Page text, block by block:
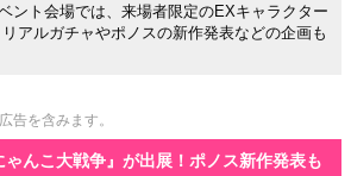
ント会場では、来場者限定のEXキャラクター
アルガチャやポノスの新作発表などの企画も
告を含みます。
ゃんこ大戦争』が出展！ポノス新作発表も